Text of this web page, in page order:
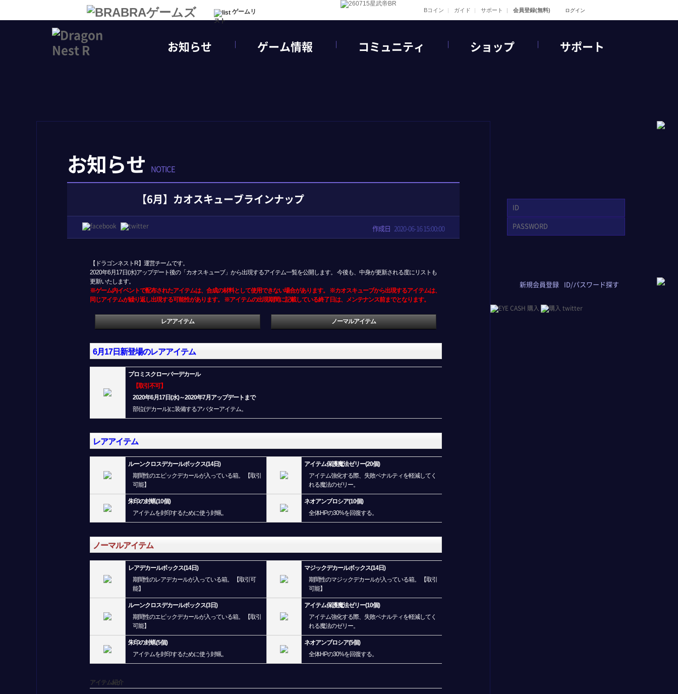
ゲームリ
スト
Bコイン ガイド サポート 会員登録(無料) ログイン
お知らせ ゲーム情報 コミュニティ ショップ サポート
お知らせ NOTICE
【6月】カオスキューブラインナップ
作成日 2020-06-16 15:00:00
【ドラゴンネストR】運営チームです。
2020年6月17日(水)アップデート後の「カオスキューブ」から出現するアイテム一覧を公開します。 今後も、中身が更新される度にリストも
更新いたします。
※ゲーム内イベントで配布されたアイテムは、合成の材料として使用できない場合があります。 ※カオスキューブから出現するアイテムは、
同じアイテムが繰り返し出現する可能性があります。 ※アイテムの出現期間に記載している終了日は、メンテナンス前までとなります。
レアアイテム ノーマルアイテム
6月17日新登場のレアアイテム
プロミスクローバーデカール
【取引不可】
2020年6月17日(水)～2020年7月アップデートまで
部位(デカール)に装備するアバターアイテム。
レアアイテム
ルーンクロスデカールボックス(14日)
期間性のエピックデカールが入っている箱。 【取引
可能】
アイテム保護魔法ゼリー(20個)
アイテム強化する際、失敗ペナルティを軽減してく
れる魔法のゼリー。
朱印の封蝋(10個)
アイテムを封印するために使う封蝋。
ネオアンブロシア(10個)
全体HPの30%を回復する。
ノーマルアイテム
レアデカールボックス(14日)
期間性のレアデカールが入っている箱。 【取引可
能】
マジックデカールボックス(14日)
期間性のマジックデカールが入っている箱。 【取引
可能】
ルーンクロスデカールボックス(3日)
期間性のエピックデカールが入っている箱。 【取引
可能】
アイテム保護魔法ゼリー(10個)
アイテム強化する際、失敗ペナルティを軽減してく
れる魔法のゼリー。
朱印の封蝋(5個)
アイテムを封印するために使う封蝋。
ネオアンブロシア(5個)
全体HPの30%を回復する。
アイテム紹介
新規会員登録 ID/パスワード探す